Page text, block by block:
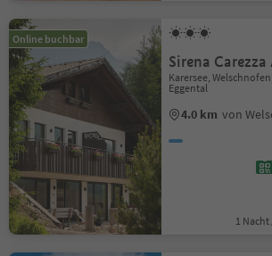
Online buchbar
Sirena
Karersee,
Eggental
4.0 km von
1